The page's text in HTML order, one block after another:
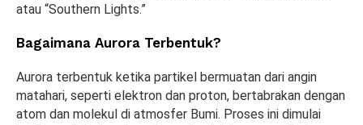
atau “Southern Lights.”
Bagaimana Aurora Terbentuk?
Aurora terbentuk ketika partikel bermuatan dari angin
matahari, seperti elektron dan proton, bertabrakan dengan
atom dan molekul di atmosfer Bumi. Proses ini dimulai